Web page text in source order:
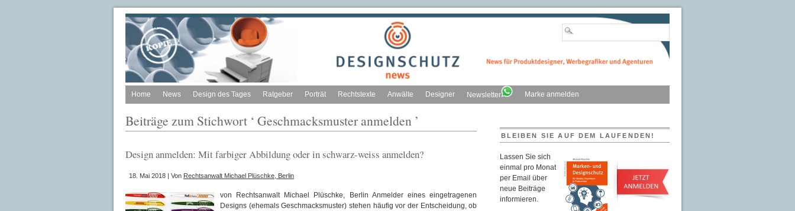
Home News Design des Tages Ratgeber Porträt Rechtstexte Anwälte Designer Newsletter Marke anmelden
Beiträge zum Stichwort ‘ Geschmacksmuster anmelden ’
Design anmelden: Mit farbiger Abbildung oder in schwarz-weiss anmelden?
18. Mai 2018 | Von Rechtsanwalt Michael Plüschke, Berlin
von Rechtsanwalt Michael Plüschke, Berlin Anmelder eines eingetragenen
Designs (ehemals Geschmacksmuster) stehen häufig vor der Entscheidung, ob
BLEIBEN SIE AUF DEM LAUFENDEN!
Lassen Sie sich
einmal pro Monat
per Email über
neue Beiträge
informieren.